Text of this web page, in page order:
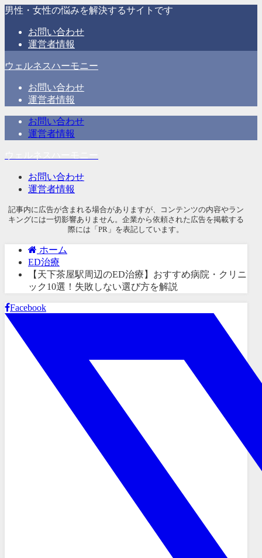
男性・女性の悩みを解決するサイトです
お問い合わせ
運営者情報
ウェルネスハーモニー
お問い合わせ
運営者情報
お問い合わせ
運営者情報
お問い合わせ
運営者情報
記事内に広告が含まれる場合がありますが、コンテンツの内容やラン
キングには一切影響ありません。企業から依頼された広告を掲載する
際には「PR」を表記しています。
ホーム
ED治療
【天下茶屋駅周辺のED治療】おすすめ病院・クリニ
ック10選！失敗しない選び方を解説
Facebook